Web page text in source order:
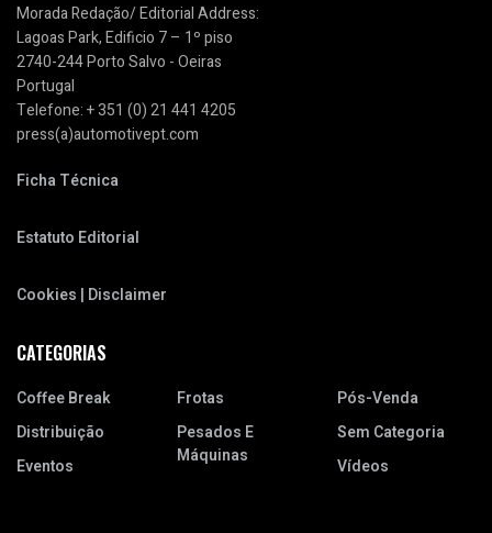
Morada Redação/ Editorial Address:
Lagoas Park, Edificio 7 – 1º piso
2740-244 Porto Salvo - Oeiras
Portugal
Telefone: + 351 (0) 21 441 4205
press(a)automotivept.com
Ficha Técnica
Estatuto Editorial
Cookies | Disclaimer
CATEGORIAS
Coffee Break
Distribuição
Eventos
Frotas
Pesados E
Máquinas
Pós-Venda
Sem Categoria
Vídeos